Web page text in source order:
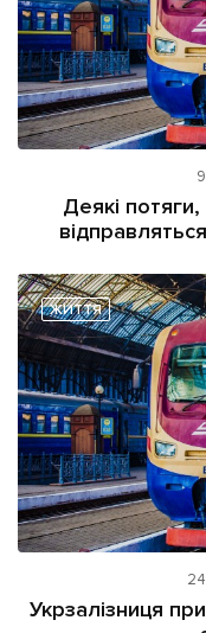
Деякі
ЖИТТЯ
Укрзалізниця